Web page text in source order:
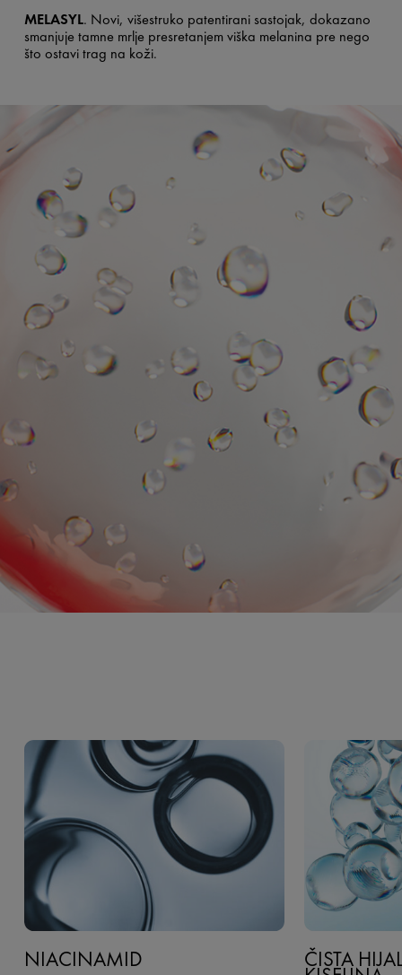
MELASYL. Novi, višestruko patentirani sastojak, dokazano
smanjuje tamne mrlje presretanjem viška melanina pre nego
što ostavi trag na koži.
NIACINAMID ČISTA